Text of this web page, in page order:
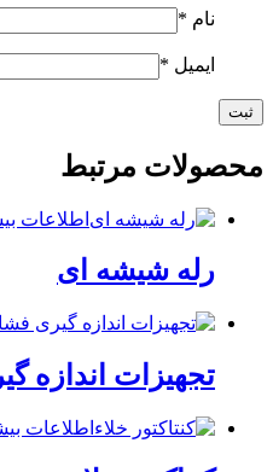
نام *
ایمیل *
محصولات مرتبط
اطلاعات
رله شیشه ای
تجهیزات اندازه
اطلاعات